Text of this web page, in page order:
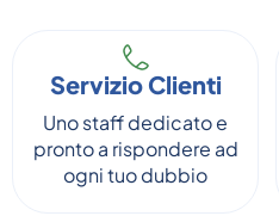
Servizio Clienti
Uno staff dedicato e
pronto a rispondere ad
ogni tuo dubbio